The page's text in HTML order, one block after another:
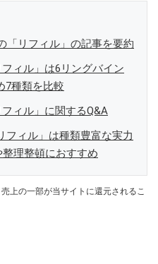
「リフィル」の記事を要約
ィル」は6リングバイン
7種類を比較
ィル」に関するQ&A
フィル」は種類豊富な実力
理整頓におすすめ
上の一部が当サイトに還元されるこ